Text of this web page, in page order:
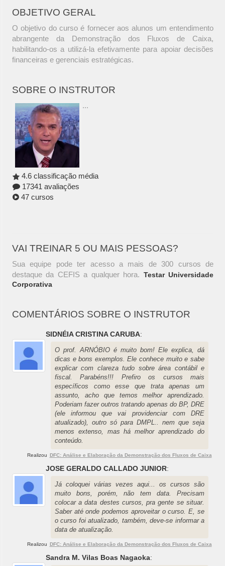
OBJETIVO GERAL
O objetivo do curso é fornecer aos alunos um entendimento
abrangente da Demonstração dos Fluxos de Caixa,
habilitando-os a utilizá-la efetivamente para apoiar decisões
financeiras e gerenciais estratégicas.
SOBRE O INSTRUTOR
...
4.6 classificação média
17341 avaliações
47 cursos
VAI TREINAR 5 OU MAIS PESSOAS?
Sua equipe pode ter acesso a mais de 300 cursos de
destaque da CEFIS a qualquer hora. Testar Universidade
Corporativa
COMENTÁRIOS SOBRE O INSTRUTOR
SIDNÉIA CRISTINA CARUBA:
O prof. ARNÓBIO é muito bom! Ele explica, dá
dicas e bons exemplos. Ele conhece muito e sabe
explicar com clareza tudo sobre área contábil e
fiscal. Parabéns!!! Prefiro os cursos mais
específicos como esse que trata apenas um
assunto, acho que temos melhor aprendizado.
Poderiam fazer outros tratando apenas do BP, DRE
(ele informou que vai providenciar com DRE
atualizado), outro só para DMPL.. nem que seja
menos extenso, mas há melhor aprendizado do
conteúdo.
Realizou DFC: Análise e Elaboração da Demonstração dos Fluxos de Caixa
JOSE GERALDO CALLADO JUNIOR:
Já coloquei várias vezes aqui... os cursos são
muito bons, porém, não tem data. Precisam
colocar a data destes cursos, pra gente se situar.
Saber até onde podemos aproveitar o curso. E, se
o curso foi atualizado, também, deve-se informar a
data de atualização.
Realizou DFC: Análise e Elaboração da Demonstração dos Fluxos de Caixa
Sandra M. Vilas Boas Nagaoka: